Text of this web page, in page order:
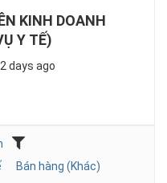
KINH DOANH
Y TẾ)
days ago
Bán hàng (Khác)